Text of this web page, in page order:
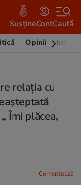
SusțineContCaută
Opinii
relația cu
Îmi plăcea,
Comentează